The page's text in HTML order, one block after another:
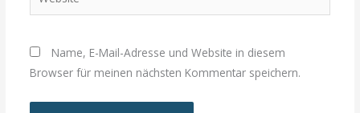
Name, E-Mail-Adresse und Website in diesem
Browser für meinen nächsten Kommentar speichern.